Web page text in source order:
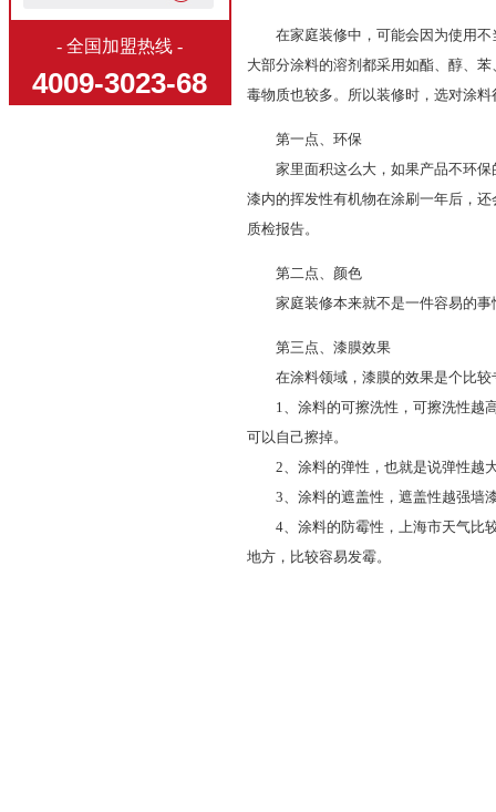
- 全国加盟热线 -
4009-3023-68
在家庭装修中，可能会因为使用不
大部分涂料的溶剂都采用如酯、醇、
毒物质也较多。所以装修时，选对涂
第一点、环保
家里面积这么大，如果产品不环保
漆内的挥发性有机物在涂刷一年后，
质检报告。
第二点、颜色
家庭装修本来就不是一件容易的事
第三点、漆膜效果
在涂料领域，漆膜的效果是个比较
1、涂料的可擦洗性，可擦洗性越高
可以自己擦掉。
2、涂料的弹性，也就是说弹性越
3、涂料的遮盖性，遮盖性越强墙
4、涂料的防霉性，上海市天气比较
地方，比较容易发霉。